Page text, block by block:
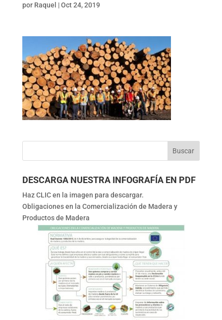
por Raquel |Oct 24, 2019
DESCARGA NUESTRA INFOGRAFÍA EN PDF
Haz CLIC en la imagen para descargar.
Obligaciones en la Comercialización de Madera y
Productos de Madera